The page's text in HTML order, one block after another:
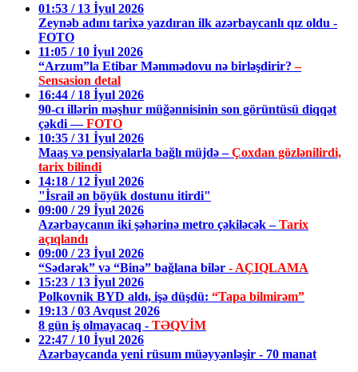
01:53 / 13 İyul 2026
Zeynəb adını tarixə yazdıran ilk azərbaycanlı qız oldu -
FOTO
11:05 / 10 İyul 2026
“Arzum”la Etibar Məmmədovu nə birləşdirir?–
Sensasion detal
16:44 / 18 İyul 2026
90-cı illərin məşhur müğənnisinin son görüntüsü diqqət
çəkdi —FOTO
10:35 / 31 İyul 2026
Maaş və pensiyalarla bağlı müjdə –Çoxdan gözlənilirdi,
tarix bilindi
14:18 / 12 İyul 2026
"İsrail ən böyük dostunu itirdi"
09:00 / 29 İyul 2026
Azərbaycanın iki şəhərinə metro çəkiləcək –Tarix
açıqlandı
09:00 / 23 İyul 2026
“Sədərək” və “Binə” bağlana bilər - AÇIQLAMA
15:23 / 13 İyul 2026
Polkovnik BYD aldı, işə düşdü: “Tapa bilmirəm”
19:13 / 03 Avqust 2026
8 gün iş olmayacaq - TƏQVİM
22:47 / 10 İyul 2026
Azərbaycanda yeni rüsum müəyyənləşir - 70 manat